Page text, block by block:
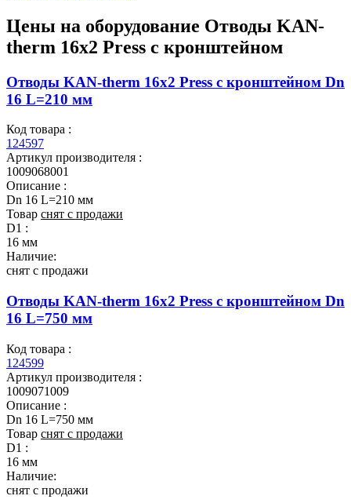
Цены на оборудование Отводы KAN-
therm 16х2 Press с кронштейном
Отводы KAN-therm 16х2 Press с кронштейном Dn
16 L=210 мм
Код товара :
124597
Артикул производителя :
1009068001
Описание :
Dn 16 L=210 мм
Товар снят с продажи
D1 :
16 мм
Наличие:
снят с продажи
Отводы KAN-therm 16х2 Press с кронштейном Dn
16 L=750 мм
Код товара :
124599
Артикул производителя :
1009071009
Описание :
Dn 16 L=750 мм
Товар снят с продажи
D1 :
16 мм
Наличие:
снят с продажи